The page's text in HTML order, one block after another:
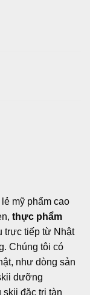
mỹ phẩm cao
thực phẩm
trực tiếp từ Nhật
Chúng tôi có
như dòng sản
dưỡng
skii đặc trị tàn